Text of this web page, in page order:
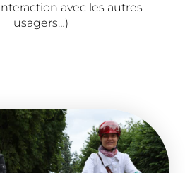
avec les autres
usagers…)